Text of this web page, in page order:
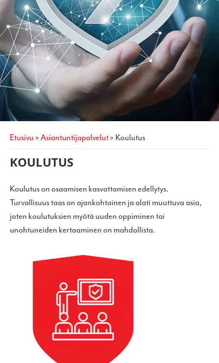
etusivu» asiantuntijapalvelut» koulutus
KOULUTUS
Koulutus on osaamisen kasvattamisen edellytys.
Turvallisuus taas on ajankohtainen ja alati muuttuva asia,
joten koulutuksien myötä uuden oppiminen tai
unohtuneiden kertaaminen on mahdollista.